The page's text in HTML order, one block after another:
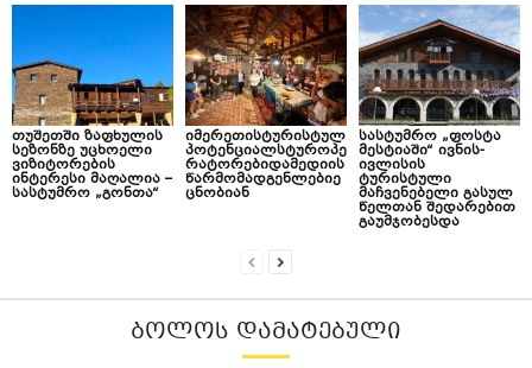
თუშეთში ზაფხულის
სეზონზე უცხოელი
ვიზიტორების
ინტერესი მაღალია –
სასტუმრო „გონთა“
იმერეთისტურისტულ
პოტენციალსტუროპე
რატორებიდამედიის
წარმომადგენლებიე
ცნობიან
სასტუმრო „ფოსტა
მესტიაში“ ივნის-
ივლისის
ტურისტული
მაჩვენებელი გასულ
წელთან შედარებით
გაუმჯობესდა
ᲑᲝᲚᲝᲡ ᲓᲐᲛᲐᲢᲔᲑᲣᲚᲘ